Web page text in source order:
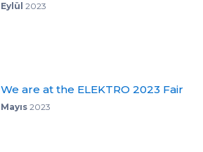
Eylül 2023
We are at the ELEKTRO 2023 Fair
Mayıs2023